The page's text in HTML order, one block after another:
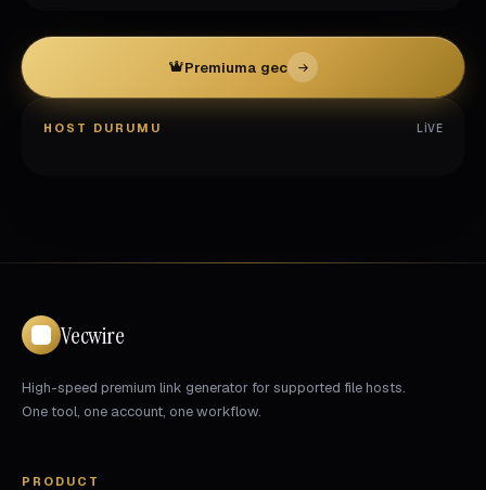
Premiuma gec
HOST DURUMU LIVE
Vecwire
High-speed premium link generator for supported file hosts.
One tool, one account, one workflow.
PRODUCT